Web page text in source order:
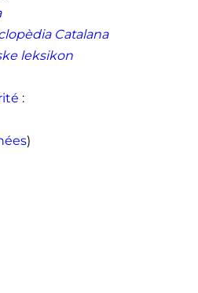
Catalana
leksikon
:
)